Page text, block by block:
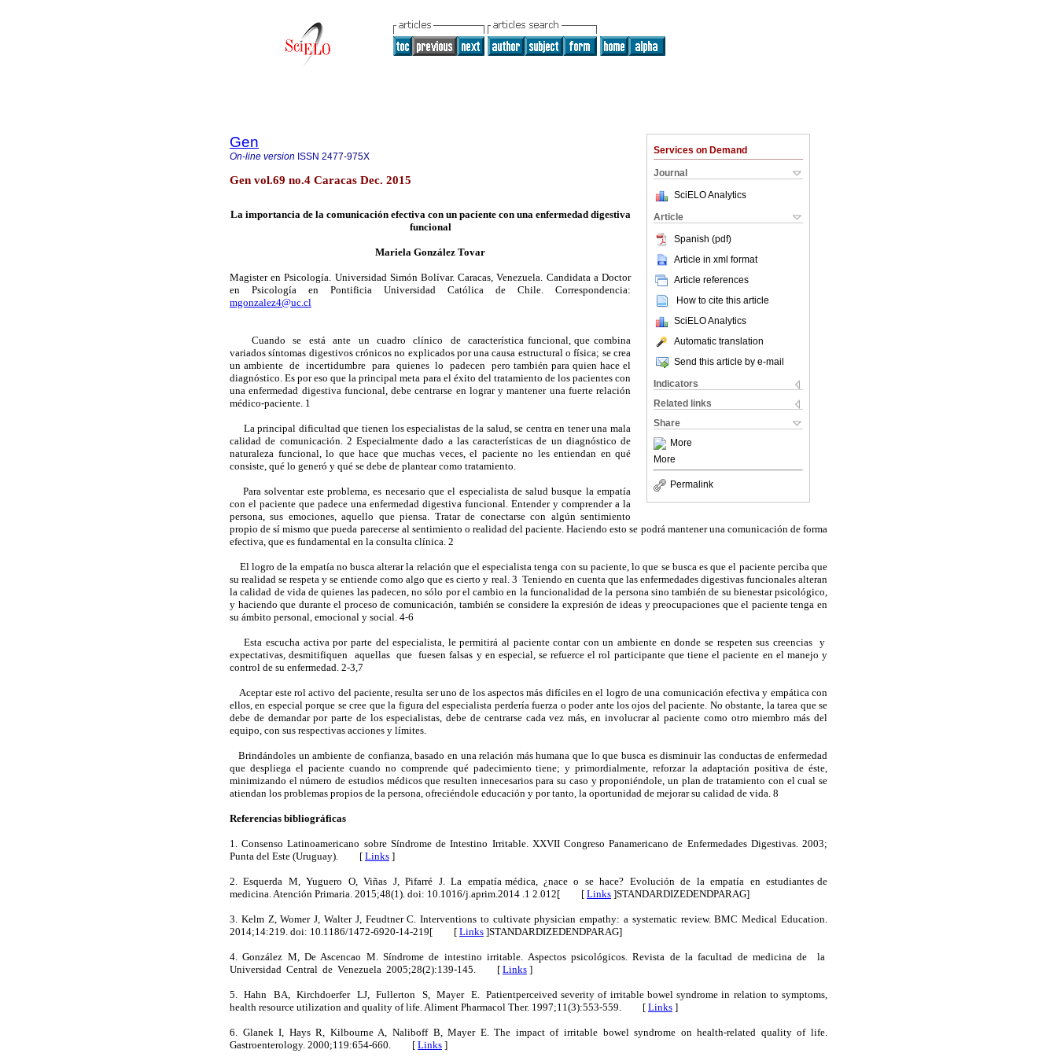
Services on Demand
Journal
SciELO Analytics
Article
Spanish (pdf)
Article in xml format
Article references
How to cite this article
SciELO Analytics
Automatic translation
Send this article by e-mail
Indicators
Related links
Share
More
More
Permalink
Gen
On-line version ISSN 2477-975X
Gen vol.69 no.4 Caracas Dec. 2015
La importancia de la comunicación efectiva con un paciente con una enfermedad digestiva
funcional
Mariela González Tovar
Magister en Psicología. Universidad Simón Bolívar. Caracas, Venezuela. Candidata a Doctor
en Psicología en Pontificia Universidad Católica de Chile. Correspondencia:
mgonzalez4@uc.cl
Cuando se está ante un cuadro clínico de característica funcional, que combina
variados síntomas digestivos crónicos no explicados por una causa estructural o física; se crea
un ambiente de incertidumbre para quienes lo padecen pero también para quien hace el
diagnóstico. Es por eso que la principal meta para el éxito del tratamiento de los pacientes con
una enfermedad digestiva funcional, debe centrarse en lograr y mantener una fuerte relación
médico-paciente. 1
La principal dificultad que tienen los especialistas de la salud, se centra en tener una mala
calidad de comunicación. 2 Especialmente dado a las características de un diagnóstico de
naturaleza funcional, lo que hace que muchas veces, el paciente no les entiendan en qué
consiste, qué lo generó y qué se debe de plantear como tratamiento.
Para solventar este problema, es necesario que el especialista de salud busque la empatía
con el paciente que padece una enfermedad digestiva funcional. Entender y comprender a la
persona, sus emociones, aquello que piensa. Tratar de conectarse con algún sentimiento
propio de sí mismo que pueda parecerse al sentimiento o realidad del paciente. Haciendo esto se podrá mantener una comunicación de forma
efectiva, que es fundamental en la consulta clínica. 2
El logro de la empatía no busca alterar la relación que el especialista tenga con su paciente, lo que se busca es que el paciente perciba que
su realidad se respeta y se entiende como algo que es cierto y real. 3 Teniendo en cuenta que las enfermedades digestivas funcionales alteran
la calidad de vida de quienes las padecen, no sólo por el cambio en la funcionalidad de la persona sino también de su bienestar psicológico,
y haciendo que durante el proceso de comunicación, también se considere la expresión de ideas y preocupaciones que el paciente tenga en
su ámbito personal, emocional y social. 4-6
Esta escucha activa por parte del especialista, le permitirá al paciente contar con un ambiente en donde se respeten sus creencias y
expectativas, desmitifiquen aquellas que fuesen falsas y en especial, se refuerce el rol participante que tiene el paciente en el manejo y
control de su enfermedad. 2-3,7
Aceptar este rol activo del paciente, resulta ser uno de los aspectos más difíciles en el logro de una comunicación efectiva y empática con
ellos, en especial porque se cree que la figura del especialista perdería fuerza o poder ante los ojos del paciente. No obstante, la tarea que se
debe de demandar por parte de los especialistas, debe de centrarse cada vez más, en involucrar al paciente como otro miembro más del
equipo, con sus respectivas acciones y límites.
Brindándoles un ambiente de confianza, basado en una relación más humana que lo que busca es disminuir las conductas de enfermedad
que despliega el paciente cuando no comprende qué padecimiento tiene; y primordialmente, reforzar la adaptación positiva de éste,
minimizando el número de estudios médicos que resulten innecesarios para su caso y proponiéndole, un plan de tratamiento con el cual se
atiendan los problemas propios de la persona, ofreciéndole educación y por tanto, la oportunidad de mejorar su calidad de vida. 8
Referencias bibliográficas
1. Consenso Latinoamericano sobre Síndrome de Intestino Irritable. XXVII Congreso Panamericano de Enfermedades Digestivas. 2003;
Punta del Este (Uruguay). [ Links ]
2. Esquerda M, Yuguero O, Viñas J, Pifarré J. La empatía médica, ¿nace o se hace? Evolución de la empatía en estudiantes de
medicina. Atención Primaria. 2015;48(1). doi: 10.1016/j.aprim.2014 .1 2.012[ [ Links ]STANDARDIZEDENDPARAG]
3. Kelm Z, Womer J, Walter J, Feudtner C. Interventions to cultivate physician empathy: a systematic review. BMC Medical Education.
2014;14:219. doi: 10.1186/1472-6920-14-219[ [ Links ]STANDARDIZEDENDPARAG]
4. González M, De Ascencao M. Síndrome de intestino irritable. Aspectos psicológicos. Revista de la facultad de medicina de la
Universidad Central de Venezuela 2005;28(2):139-145. [ Links ]
5. Hahn BA, Kirchdoerfer LJ, Fullerton S, Mayer E. Patientperceived severity of irritable bowel syndrome in relation to symptoms,
health resource utilization and quality of life. Aliment Pharmacol Ther. 1997;11(3):553-559. [ Links ]
6. Glanek I, Hays R, Kilbourne A, Naliboff B, Mayer E. The impact of irritable bowel syndrome on health-related quality of life.
Gastroenterology. 2000;119:654-660. [ Links ]